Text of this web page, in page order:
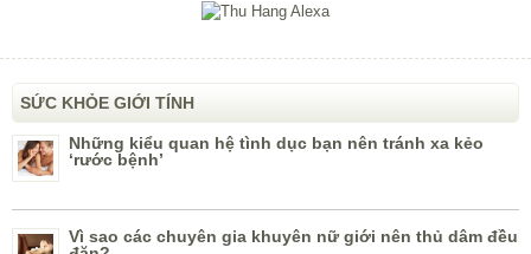
SỨC KHỎE GIỚI TÍNH
Những kiểu quan hệ tình dục bạn nên tránh xa kẻo
‘rước bệnh’
Vì sao các chuyên gia khuyên nữ giới nên thủ dâm đều